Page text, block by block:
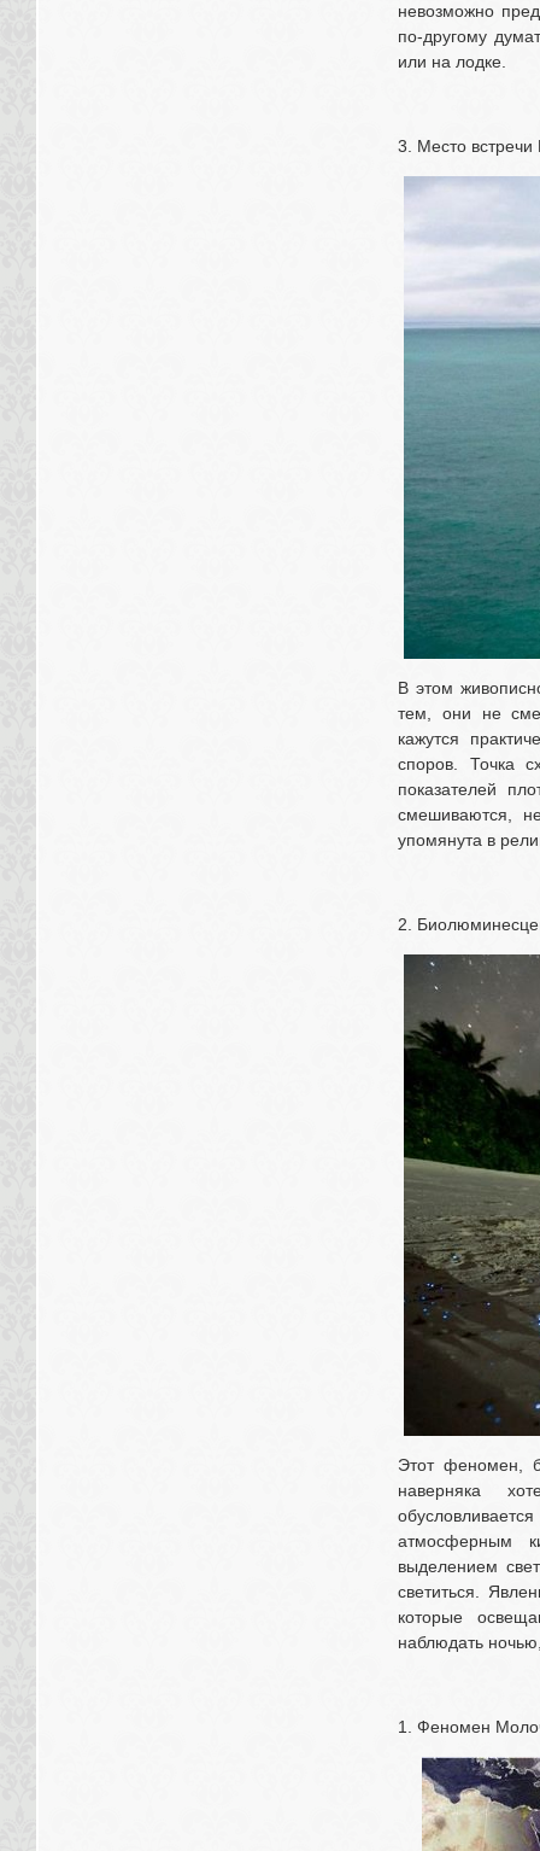
невозможно
по-другому
или на лодке.
3. Место встречи
В этом
тем, они не
кажутся
споров. Точка
показателей
смешиваются,
упомянута в
2.
Этот феномен,
наверняка
атмосферным
выделением
светиться.
которые
наблюдать
1. Феномен